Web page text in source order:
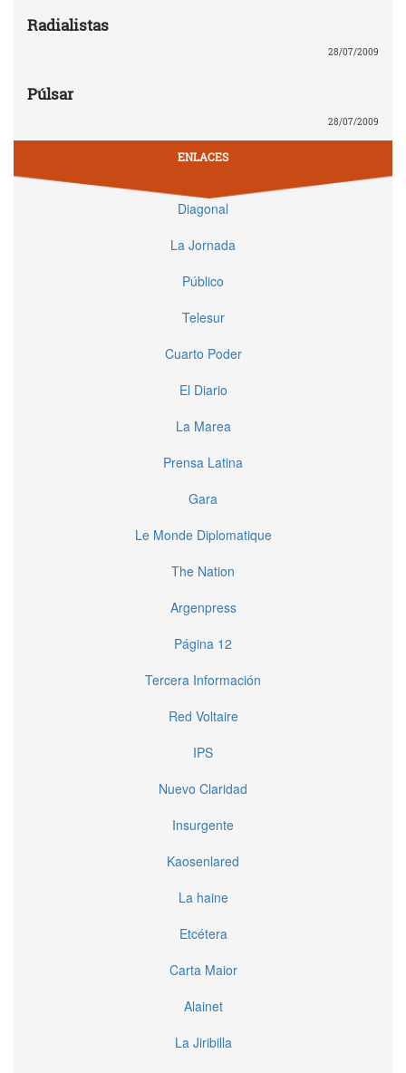
Radialistas
28/07/2009
Púlsar
28/07/2009
ENLACES
Diagonal
La Jornada
Público
Telesur
Cuarto Poder
El Diario
La Marea
Prensa Latina
Gara
Le Monde Diplomatique
The Nation
Argenpress
Página 12
Tercera Información
Red Voltaire
IPS
Nuevo Claridad
Insurgente
Kaosenlared
La haine
Etcétera
Carta Maior
Alainet
La Jiribilla